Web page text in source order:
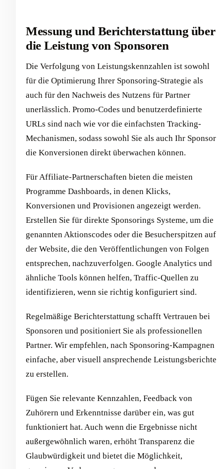
Messung und Berichterstattung über
die Leistung von Sponsoren
Die Verfolgung von Leistungskennzahlen ist sowohl
für die Optimierung Ihrer Sponsoring-Strategie als
auch für den Nachweis des Nutzens für Partner
unerlässlich. Promo-Codes und benutzerdefinierte
URLs sind nach wie vor die einfachsten Tracking-
Mechanismen, sodass sowohl Sie als auch Ihr Sponsor
die Konversionen direkt überwachen können.
Für Affiliate-Partnerschaften bieten die meisten
Programme Dashboards, in denen Klicks,
Konversionen und Provisionen angezeigt werden.
Erstellen Sie für direkte Sponsorings Systeme, um die
genannten Aktionscodes oder die Besucherspitzen auf
der Website, die den Veröffentlichungen von Folgen
entsprechen, nachzuverfolgen. Google Analytics und
ähnliche Tools können helfen, Traffic-Quellen zu
identifizieren, wenn sie richtig konfiguriert sind.
Regelmäßige Berichterstattung schafft Vertrauen bei
Sponsoren und positioniert Sie als professionellen
Partner. Wir empfehlen, nach Sponsoring-Kampagnen
einfache, aber visuell ansprechende Leistungsberichte
zu erstellen.
Fügen Sie relevante Kennzahlen, Feedback von
Zuhörern und Erkenntnisse darüber ein, was gut
funktioniert hat. Auch wenn die Ergebnisse nicht
außergewöhnlich waren, erhöht Transparenz die
Glaubwürdigkeit und bietet die Möglichkeit,